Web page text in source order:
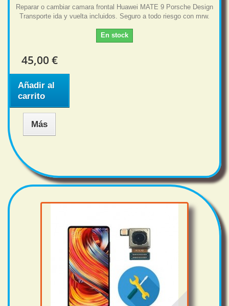
Reparar o cambiar camara frontal Huawei MATE 9 Porsche Design
Transporte ida y vuelta incluidos. Seguro a todo riesgo con mrw.
En stock
45,00 €
Añadir al
carrito
Más